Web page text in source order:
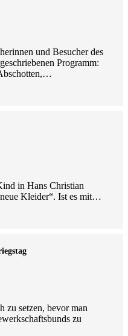
und Besucher des
Programm:
in Hans Christian
Kleider“. Ist es mit…
zu setzen, bevor man
zu